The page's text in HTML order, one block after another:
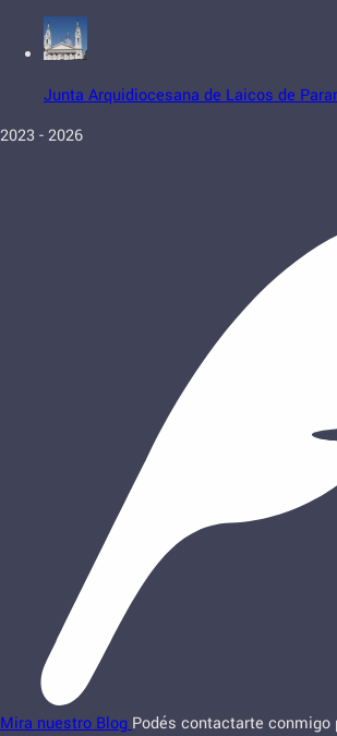
Junta Arquidiocesana de Laicos de
2023 - 2026
Mira nuestro Blog Podés contactarte conmigo